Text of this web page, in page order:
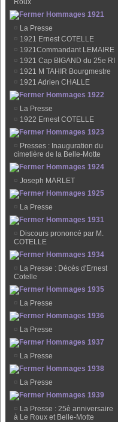
Roux
Hommages 1921
¤ La Presse
¤ 1921 Ernest COTELLE
¤ 1921Commandant LEMAIRE
¤ 1921 Cap BIGAND du 25e RI
¤ 1921 M TAHIR Bourgmestre
¤ 1921 Adrien CHALLE
Hommages 1922
¤ La Presse
¤ 1922 Ernest COTELLE
Hommages 1923
¤ Presses : Inauguration du
cimetière de la Belle-Motte
Hommages 1924
¤ Joseph MARLET
Hommages 1925
¤ La Presse
Hommages 1931
¤ Discours prononcé par M.
COTELLE
Hommages 1934
¤ La Presse : Décès d'Ernest
Cotelle
Hommages 1935
¤ La Presse
Hommages 1936
¤ La Presse
Hommages 1937
¤ La Presse
Hommages 1938
¤ La Presse
Hommages 1939
¤ La Presse : 25è anniversaire
à Le Roux et Belle-Motte